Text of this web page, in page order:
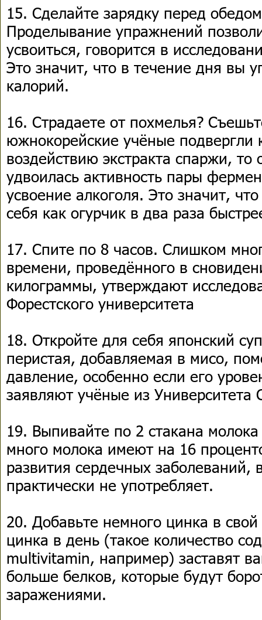
15. Сделайте зарядку перед
Проделывание упражнений
усвоиться, говорится в
Это значит, что в течение дня вы
калорий.
16. Страдаете от похмелья?
южнокорейские учёные подвергли
воздействию экстракта спаржи, то
удвоилась активность пары
усвоение алкоголя. Это значит,
себя как огурчик в два раза
17. Спите по 8 часов. Слишком
времени, проведённого в
килограммы, утверждают
Форестского университета
18. Откройте для себя японский
перистая, добавляемая в мисо,
давление, особенно если его
заявляют учёные из
19. Выпивайте по 2 стакана
много молока имеют на 16
развития сердечных заболеваний,
практически не употребляет.
20. Добавьте немного цинка в
цинка в день (такое количество
multivitamin, например) заставят
больше белков, которые будут
заражениями.